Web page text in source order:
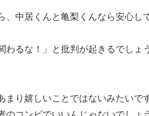
中居くんと亀梨くんなら安心し
わるな！」と批判が起きるでしょ
まり嬉しいことではないみたいで